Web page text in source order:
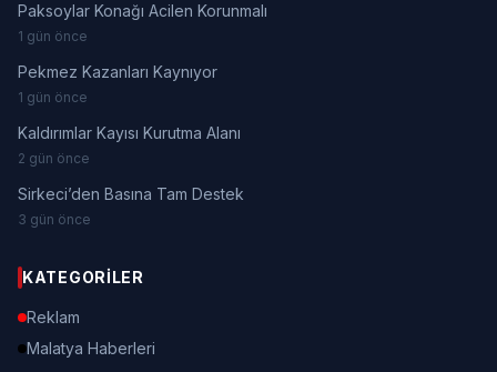
Paksoylar Konağı Acilen Korunmalı
1 gün önce
Pekmez Kazanları Kaynıyor
1 gün önce
Kaldırımlar Kayısı Kurutma Alanı
2 gün önce
Sirkeci’den Basına Tam Destek
3 gün önce
KATEGORILER
Reklam
Malatya Haberleri